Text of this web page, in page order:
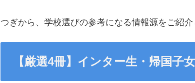
つぎから、学校選びの参考になる情報源をご紹介
【厳選4冊】インター生・帰国子